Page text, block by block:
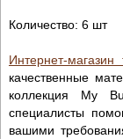
Количество: 6 шт
Интернет-магазин
качественные
коллекция My
специалисты
вашими